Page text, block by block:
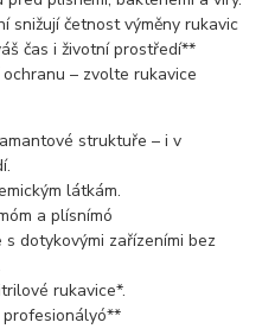
snižují četnost výměny rukavic
čas i životní prostředí**
– zvolte rukavice
struktuře – i v
látkám.
a plísnímó
dotykovými zařízeními bez
rukavice*.